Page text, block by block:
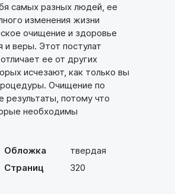
самых разных людей, ее
изменения жизни
очищение и здоровье
веры. Этот постулат
ее от других
исчезают, как только вы
Очищение по
результаты, потому что
необходимы
Обложка
твердая
Страниц
320